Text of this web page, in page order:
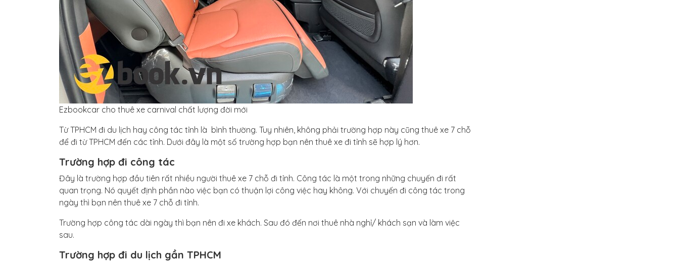
Ezbookcar cho thuê xe carnival chất lượng đời mới
Từ TPHCM đi du lịch hay công tác tỉnh là bình thường. Tuy nhiên, không phải trường hợp này cũng thuê xe 7 chỗ
để đi từ TPHCM đến các tỉnh. Dưới đây là một số trường hợp bạn nên thuê xe đi tỉnh sẽ hợp lý hơn.
Trường hợp đi công tác
Đây là trường hợp đầu tiên rất nhiều người thuê xe 7 chỗ đi tỉnh. Công tác là một trong những chuyến đi rất
quan trọng. Nó quyết định phần nào việc bạn có thuận lợi công việc hay không. Với chuyến đi công tác trong
ngày thì bạn nên thuê xe 7 chỗ đi tỉnh.
Trường hợp công tác dài ngày thì bạn nên đi xe khách. Sau đó đến nơi thuê nhà nghỉ/ khách sạn và làm việc
sau.
Trường hợp đi du lịch gần TPHCM